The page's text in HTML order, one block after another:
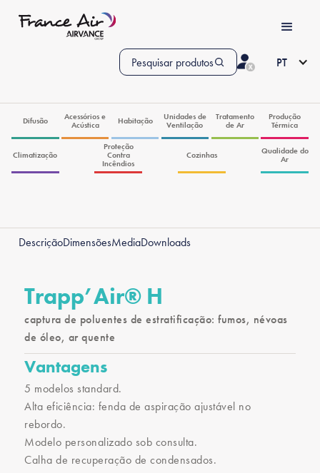
Pesquisar produtos PT
Difusão
Acessórios e
Acústica
Habitação
Unidades de
Ventilação
Tratamento
de Ar
Produção
Térmica
Climatização
Proteção
Contra
Incêndios
Cozinhas
Qualidade do
Ar
DescriçãoDimensõesMediaDownloads
Trapp’Air® H
captura de poluentes de estratificação: fumos, névoas
de óleo, ar quente
Vantagens
5 modelos standard.
Alta eficiência: fenda de aspiração ajustável no
rebordo.
Modelo personalizado sob consulta.
Calha de recuperação de condensados.